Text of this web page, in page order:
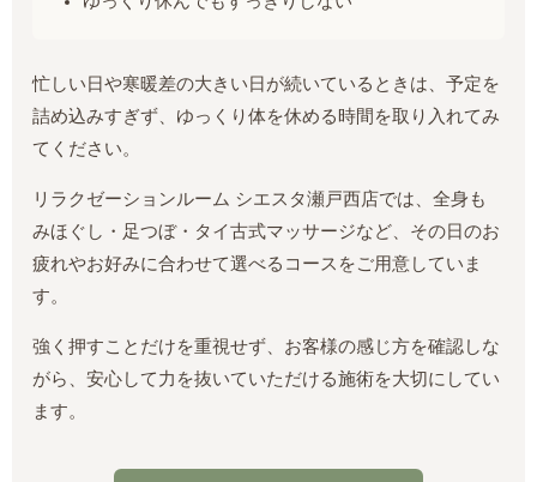
忙しい日や寒暖差の大きい日が続いているときは、予定を
詰め込みすぎず、ゆっくり体を休める時間を取り入れてみ
てください。
リラクゼーションルーム シエスタ瀬戸西店では、全身も
みほぐし・足つぼ・タイ古式マッサージなど、その日のお
疲れやお好みに合わせて選べるコースをご用意していま
す。
強く押すことだけを重視せず、お客様の感じ方を確認しな
がら、安心して力を抜いていただける施術を大切にしてい
ます。